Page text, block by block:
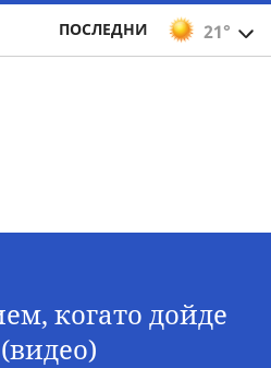
21°
ПОСЛЕДНИ
когато дойде